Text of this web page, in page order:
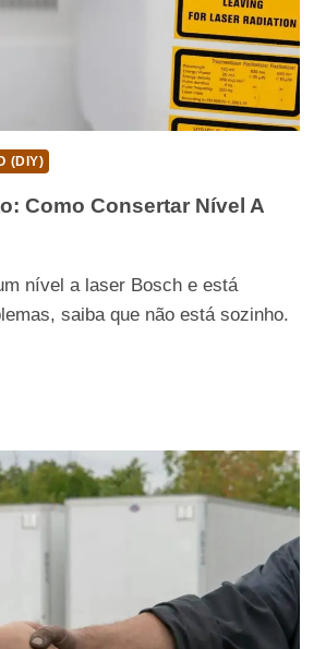
(DIY)
Como Consertar Nível A
nível a laser Bosch e está
saiba que não está sozinho.